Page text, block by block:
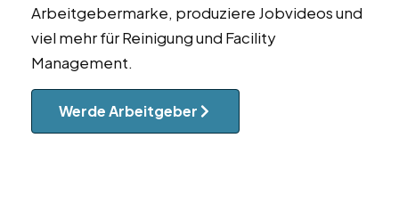
Arbeitgebermarke, produziere Jobvideos und
viel mehr für Reinigung und Facility
Management.
Werde Arbeitgeber